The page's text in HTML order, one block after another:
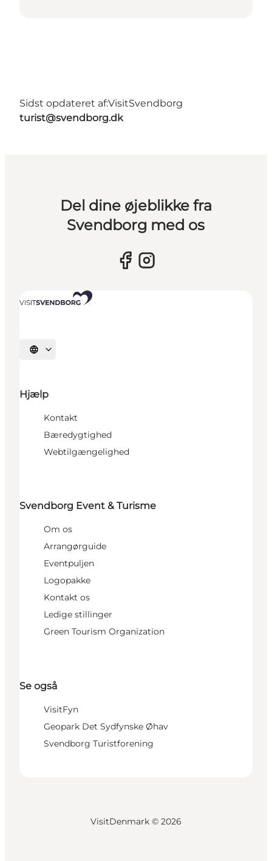
Sidst opdateret af:VisitSvendborg
turist@svendborg.dk
Del dine øjeblikke fra
Svendborg med os
Vælg sprog
Hjælp
Kontakt
Bæredygtighed
Webtilgængelighed
Svendborg Event & Turisme
Om os
Arrangørguide
Eventpuljen
Logopakke
Kontakt os
Ledige stillinger
Green Tourism Organization
Se også
VisitFyn
Geopark Det Sydfynske Øhav
Svendborg Turistforening
VisitDenmark © 2026